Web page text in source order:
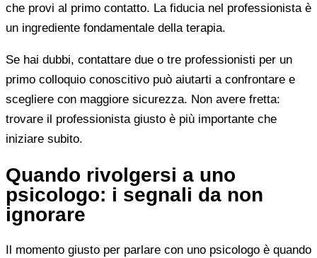
che provi al primo contatto. La fiducia nel professionista è
un ingrediente fondamentale della terapia.
Se hai dubbi, contattare due o tre professionisti per un
primo colloquio conoscitivo può aiutarti a confrontare e
scegliere con maggiore sicurezza. Non avere fretta:
trovare il professionista giusto è più importante che
iniziare subito.
Quando rivolgersi a uno
psicologo: i segnali da non
ignorare
Il momento giusto per parlare con uno psicologo è quando